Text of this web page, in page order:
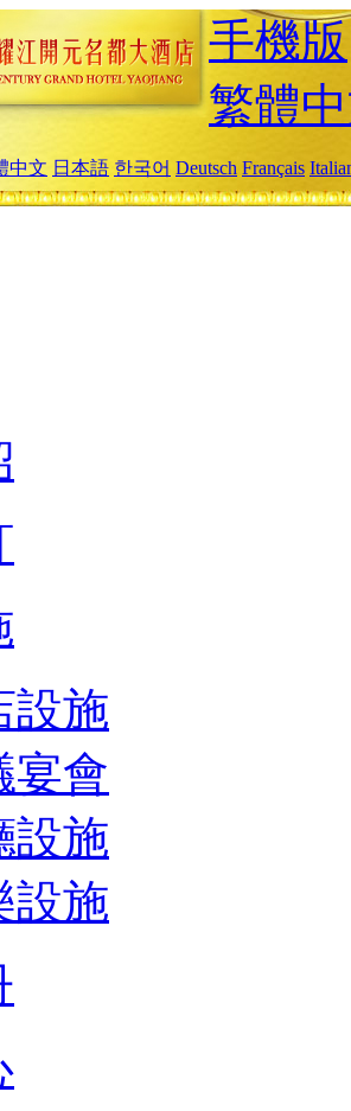
手機版
繁體
中文 日本語 한국어 Deutsch Français
設施
宴會
設施
設施